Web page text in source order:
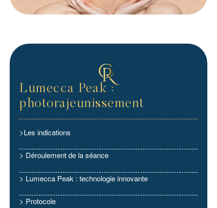
Lumecca Peak :
photorajeunissement
>Les indications
> Déroulement de la séance
> Lumecca Peak : technologie innovante
> Protocole